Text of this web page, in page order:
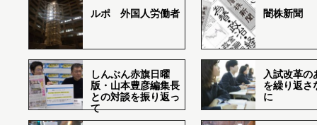
ルポ 外国人労働者 闇株新聞
しんぶん赤旗日曜
版・山本豊彦編集長
との対談を振り返っ
て
入試改革の
を繰り返さ
に